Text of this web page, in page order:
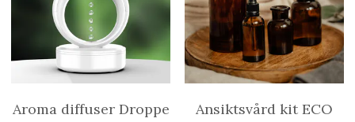
Aroma diffuser Droppe Ansiktsvård kit ECO